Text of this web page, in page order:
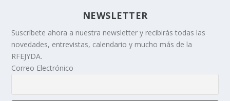
NEWSLETTER
Suscríbete ahora a nuestra newsletter y recibirás todas las
novedades, entrevistas, calendario y mucho más de la
RFEJYDA.
Correo Electrónico